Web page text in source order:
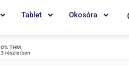
Tablet Okosóra
0% THM
3 részletben